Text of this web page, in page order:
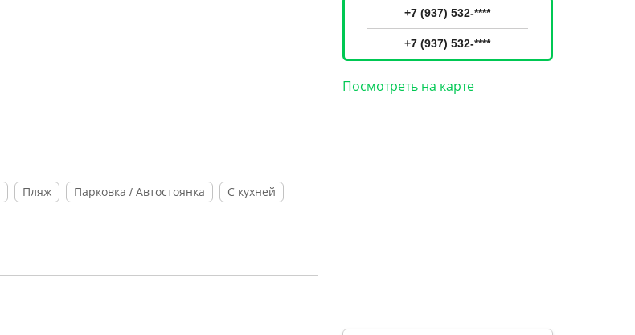
Пляж Парковка / Автостоянка С кухней
+7 (937) 532-****
+7 (937) 532-****
Посмотреть на карте